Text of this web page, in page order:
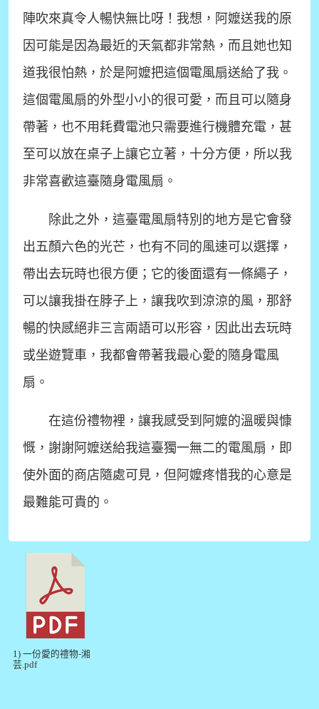
陣吹來真令人暢快無比呀 ！ 我想，阿嬤送我的原
因可能是因為最近的天氣都非常熱，而且她也知
道我很怕熱，於是阿嬤把這個電風扇送給了我。
這個電風扇的外型小小的很可愛，而且可以隨身
帶著，也不用耗費電池只需要進行機體充電，甚
至可以放在桌子上讓它立著，十分方便，所以我
非常喜歡這臺隨身電風扇。
除此之外，這臺電風扇特別的地方是它會發
出五顏六色的光芒，也有不同的風速可以選擇，
帶出去玩時也很方便；它的後面還有一條繩子，
可以讓我掛在脖子上，讓我吹到涼涼的風，那舒
暢的快感絕非三言兩語可以形容，因此出去玩時
或坐遊覽車，我都會帶著我最心愛的隨身電風
扇。
在這份禮物裡，讓我感受到阿嬤的溫暖與慷
慨，謝謝阿嬤送給我這臺獨一無二的電風扇，即
使外面的商店隨處可見，但阿嬤疼惜我的心意是
最難能可貴的。
1) 一份愛的禮物-湘
芸.pdf